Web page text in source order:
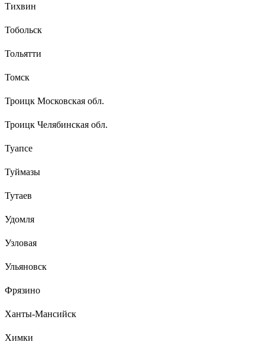
Тихвин
Тобольск
Тольятти
Томск
Троицк Московская обл.
Троицк Челябинская обл.
Туапсе
Туймазы
Тутаев
Удомля
Узловая
Ульяновск
Фрязино
Ханты-Мансийск
Химки